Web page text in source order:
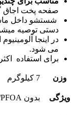
صفحه پخت اجاق
شستشو داخل
دستی توصیه
در اینجا
می شود.
برای استفاده
وزن 7 کیلوگرم
ویژگی بدون PTFE/PFOA